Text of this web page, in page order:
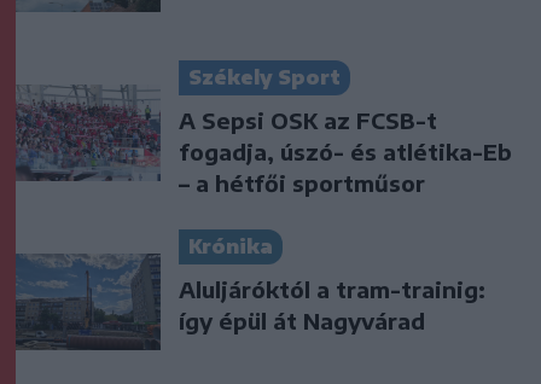
Székely Sport
A Sepsi OSK az FCSB-t
fogadja, úszó- és atlétika-Eb
– a hétfői sportműsor
Krónika
Aluljáróktól a tram-trainig:
így épül át Nagyvárad